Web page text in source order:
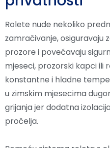
Rolete nude nekoliko
zamračivanje, osiguravaju
prozore i povećavaju
mjeseci, prozorski kapci ili
konstantne i hladne
u zimskim mjesecima
grijanja jer dodatna
pročelja.